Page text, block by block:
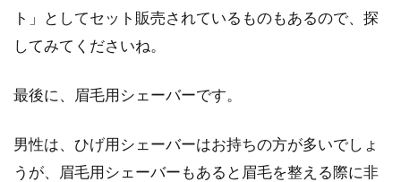
ト」としてセット販売されているものもあるので、探
してみてくださいね。
最後に、眉毛用シェーバーです。
男性は、ひげ用シェーバーはお持ちの方が多いでしょ
うが、眉毛用シェーバーもあると眉毛を整える際に非